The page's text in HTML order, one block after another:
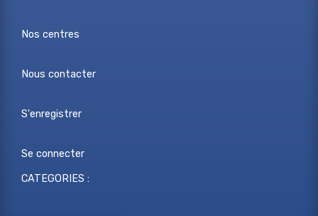
Nos centres
Nous contacter
S'enregistrer
Se connecter
CATEGORIES :